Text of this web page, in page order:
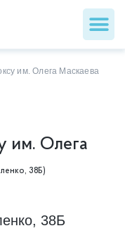
им. Олега Маскаева
Олега
38Б)
38Б